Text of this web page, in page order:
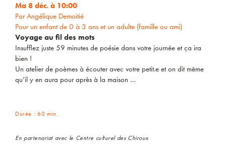
Ma 8 déc. à 10:00
Par Angélique Demoitié
Pour un enfant de 0 à 3 ans et un adulte (famille ou ami)
Voyage au fil des mots
Insufflez juste 59 minutes de poésie dans votre journée et ça ira
bien !
Un atelier de poèmes à écouter avec votre petit.e et on dit même
qu’il y en aura pour après à la maison …
Durée : 60 min.
En partenariat avec le Centre culturel des Chiroux